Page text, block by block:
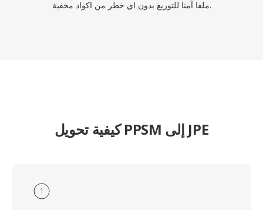
ملفا آمنا للتوزيع بدون اي خطر من اكواد مخفية.
كيفية تحويل PPSM إلى JPE
1